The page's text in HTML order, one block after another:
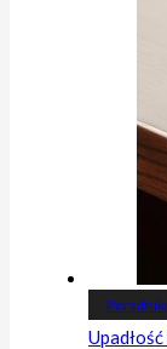
Poradniki